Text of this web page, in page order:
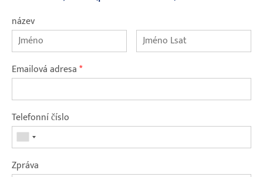
název
Emailová adresa*
Telefonní číslo
Zpráva